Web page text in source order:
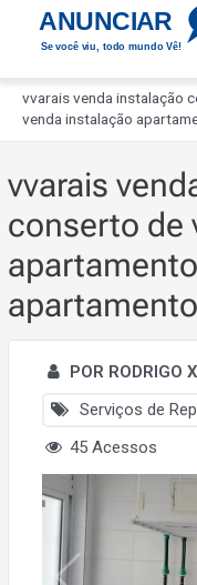
conteúdo
ANUNCIAR
Se você viu, todo mundo Vê!
vvarais venda instalação
venda instalação
vvarais
conserto de
POR RODRIGO
Serviços de
45 Acessos